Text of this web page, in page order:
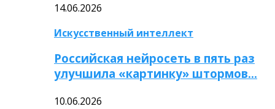
14.06.2026
Искусственный интеллект
Российская нейросеть в пять раз
улучшила «картинку» штормов…
10.06.2026